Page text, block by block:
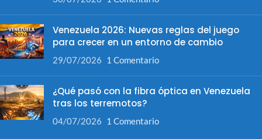
Venezuela 2026: Nuevas reglas del juego
para crecer en un entorno de cambio
29/07/2026 1 Comentario
¿Qué pasó con la fibra óptica en Venezuela
tras los terremotos?
04/07/2026 1 Comentario